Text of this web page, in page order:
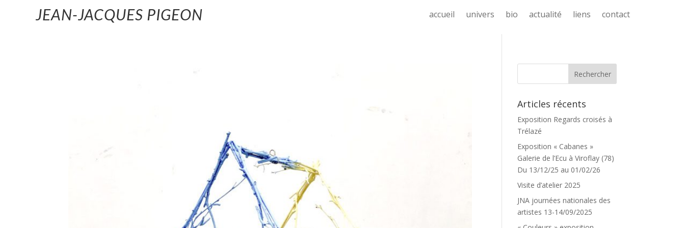
JEAN-JACQUES PIGEON accueil univers bio actualité liens contact
Articles récents
Exposition Regards croisés à
Trélazé
Exposition « Cabanes »
Galerie de l’Ecu à Viroflay (78)
Du 13/12/25 au 01/02/26
Visite d’atelier 2025
JNA journées nationales des
artistes 13-14/09/2025